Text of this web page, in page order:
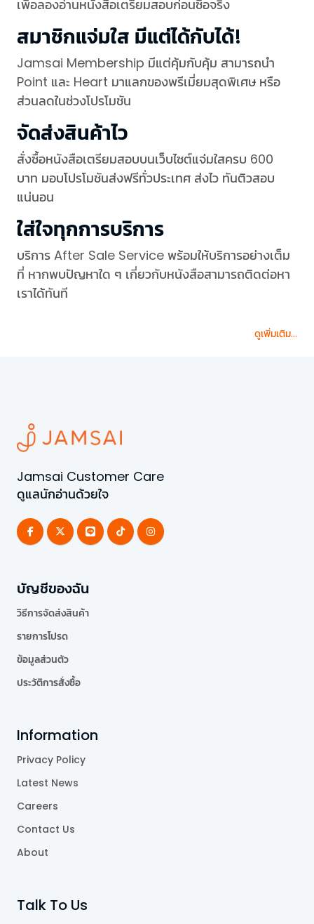
เพื่อลองอ่านหนังสือเตรียมสอบก่อนซื้อจริง
สมาชิกแจ่มใส มีแต่ได้กับได้!
Jamsai Membership มีแต่คุ้มกับคุ้ม สามารถนำ
Point และ Heart มาแลกของพรีเมี่ยมสุดพิเศษ หรือ
ส่วนลดในช่วงโปรโมชัน
จัดส่งสินค้าไว
สั่งซื้อหนังสือเตรียมสอบบนเว็บไซต์แจ่มใสครบ 600
บาท มอบโปรโมชันส่งฟรีทั่วประเทศ ส่งไว ทันติวสอบ
แน่นอน
ใส่ใจทุกการบริการ
บริการ After Sale Service พร้อมให้บริการอย่างเต็ม
ที่ หากพบปัญหาใด ๆ เกี่ยวกับหนังสือสามารถติดต่อหา
เราได้ทันที
ดูเพิ่มเติม...
Jamsai Customer Care
ดูแลนักอ่านด้วยใจ
บัญชีของฉัน
วิธีการจัดส่งสินค้า
รายการโปรด
ข้อมูลส่วนตัว
ประวัติการสั่งซื้อ
Information
Privacy Policy
Latest News
Careers
Contact Us
About
Talk To Us